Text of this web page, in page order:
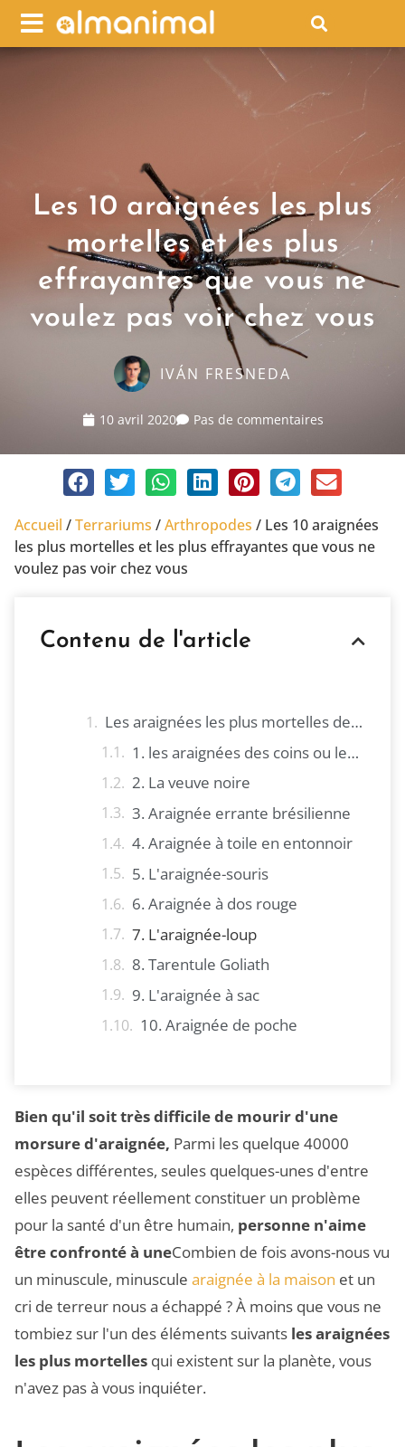
Les 10 araignées les plus
mortelles et les plus
effrayantes que vous ne
voulez pas voir chez vous
IVÁN FRESNEDA
10 avril 2020 Pas de commentaires
Accueil /Terrariums /Arthropodes / Les 10 araignées
les plus mortelles et les plus effrayantes que vous ne
voulez pas voir chez vous
Contenu de l'article
Les araignées les plus mortelles de la planète
1. les araignées des coins ou les araignées violonistes
2. La veuve noire
3. Araignée errante brésilienne
4. Araignée à toile en entonnoir
5. L'araignée-souris
6. Araignée à dos rouge
7. L'araignée-loup
8. Tarentule Goliath
9. L'araignée à sac
10. Araignée de poche
Bien qu'il soit très difficile de mourir d'une
morsure d'araignée, Parmi les quelque 40000
espèces différentes, seules quelques-unes d'entre
elles peuvent réellement constituer un problème
pour la santé d'un être humain, personne n'aime
être confronté à uneCombien de fois avons-nous vu
un minuscule, minuscule araignée à la maison et un
cri de terreur nous a échappé ? À moins que vous ne
tombiez sur l'un des éléments suivants les araignées
les plus mortelles qui existent sur la planète, vous
n'avez pas à vous inquiéter.